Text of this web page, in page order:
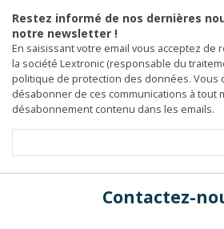
Restez informé de nos dernières
notre newsletter !
En saisissant votre email vous acceptez de
la société Lextronic (responsable du
politique de protection des données. Vous
désabonner de ces communications à tout
désabonnement contenu dans les emails.
Contactez-